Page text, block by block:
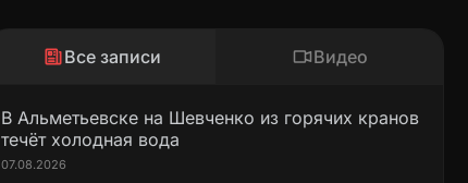
Все записи Видео
В Альметьевске на Шевченко из горячих кранов
течёт холодная вода
07.08.2026